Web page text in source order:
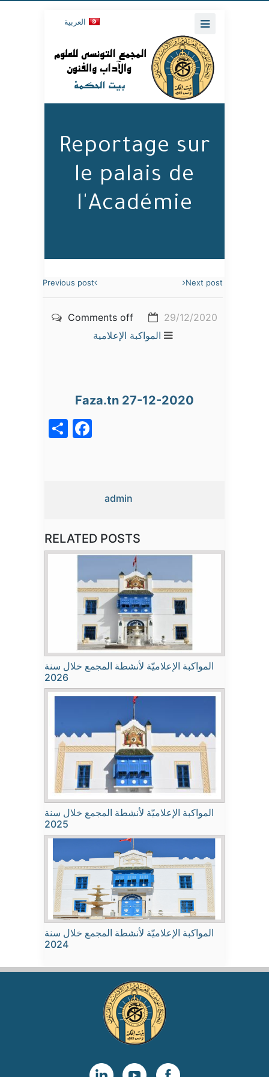
العربية
Reportage sur
le palais de
l'Académie
Previous post Next post
29/12/2020
Comments off
المواكبة الإعلامية
Faza.tn 27-12-2020
admin
RELATED POSTS
المواكبة الإعلاميّة لأنشطة المجمع خلال سنة
2026
المواكبة الإعلاميّة لأنشطة المجمع خلال سنة
2025
المواكبة الإعلاميّة لأنشطة المجمع خلال سنة
2024